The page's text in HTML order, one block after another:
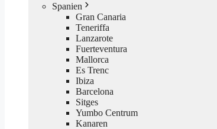
Spanien
Gran Canaria
Teneriffa
Lanzarote
Fuerteventura
Mallorca
Es Trenc
Ibiza
Barcelona
Sitges
Yumbo Centrum
Kanaren